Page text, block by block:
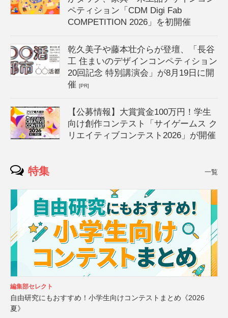
ペティション「CDM Digi Fab
COMPETITION 2026」を初開催
乾久美子や藤本壮介らが登壇、「長谷
工 住まいのデザインコンペティション
20回記念 特別講演会」が8月19日に開
催[PR]
【公募情報】大賞賞金100万円！学生
向け創作コンテスト「サイゲームス ク
リエイティブコンテスト2026」が開催
特集 一覧
編集部セレクト
自由研究にもおすすめ！小学生向けコンテストまとめ《2026
夏》